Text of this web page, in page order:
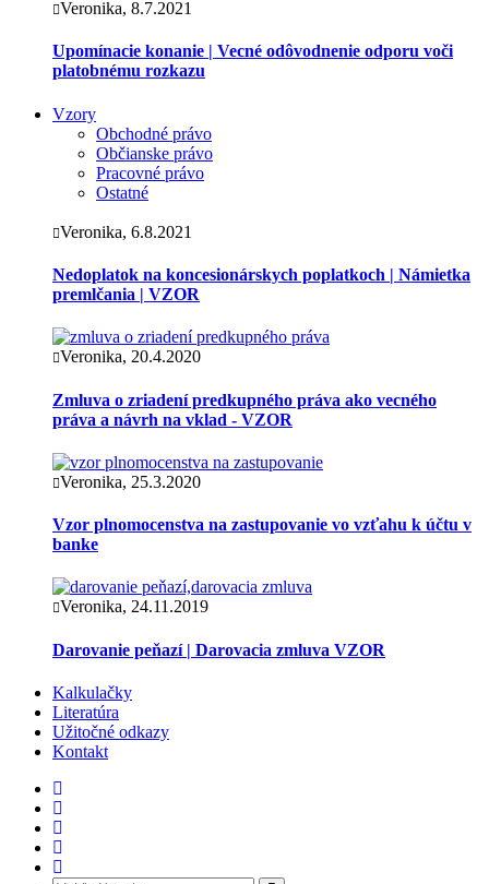
Veronika, 8.7.2021
Upomínacie konanie | Vecné odôvodnenie odporu voči
platobnému rozkazu
Vzory
Obchodné právo
Občianske právo
Pracovné právo
Ostatné
Veronika, 6.8.2021
Nedoplatok na koncesionárskych poplatkoch | Námietka
premlčania | VZOR
Veronika, 20.4.2020
Zmluva o zriadení predkupného práva ako vecného
práva a návrh na vklad - VZOR
Veronika, 25.3.2020
Vzor plnomocenstva na zastupovanie vo vzťahu k účtu v
banke
Veronika, 24.11.2019
Darovanie peňazí | Darovacia zmluva VZOR
Kalkulačky
Literatúra
Užitočné odkazy
Kontakt